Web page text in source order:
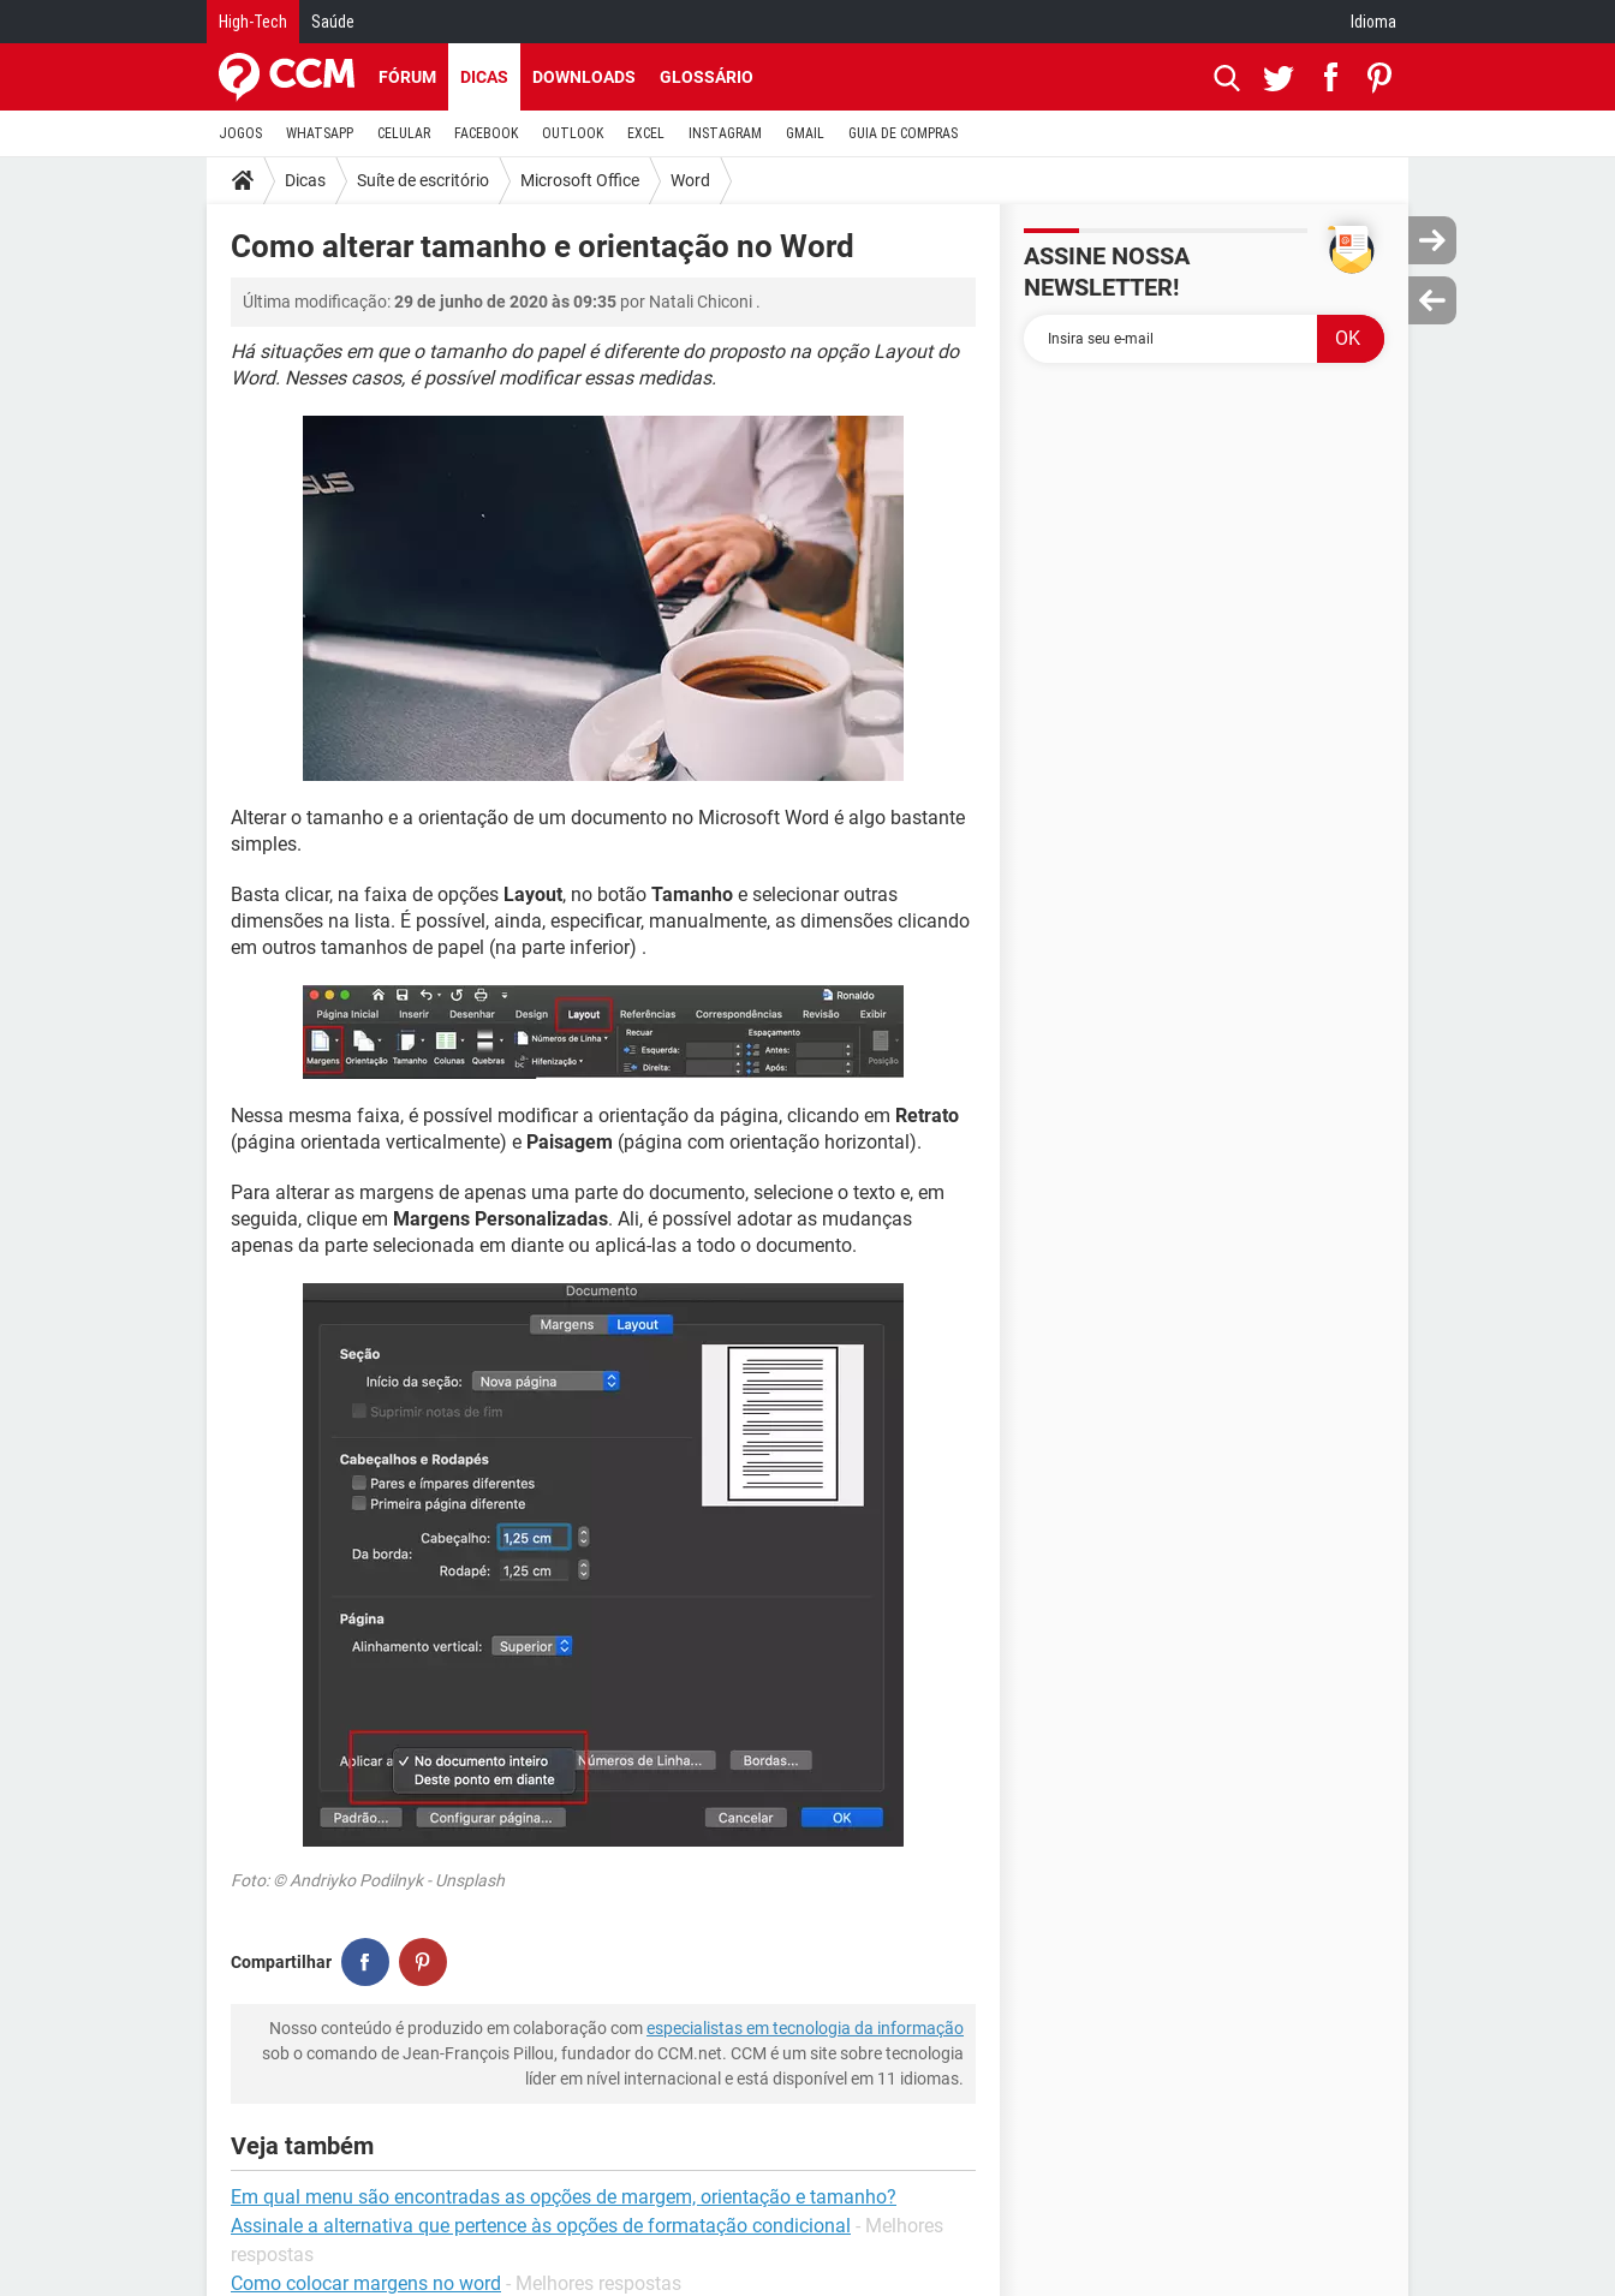
High-Tech Saúde Idioma
FÓRUM DICAS DOWNLOADS GLOSSÁRIO
JOGOS WHATSAPP CELULAR FACEBOOK OUTLOOK EXCEL INSTAGRAM GMAIL GUIA DE COMPRAS
Dicas Suíte de escritório Microsoft Office Word
Como alterar tamanho e orientação no Word
Última modificação:29 de junho de 2020 às 09:35 por Natali Chiconi .
Há situações em que o tamanho do papel é diferente do proposto na opção Layout do
Word. Nesses casos, é possível modificar essas medidas.
Alterar o tamanho e a orientação de um documento no Microsoft Word é algo bastante
simples.
Basta clicar, na faixa de opções Layout, no botão Tamanho e selecionar outras
dimensões na lista. É possível, ainda, especificar, manualmente, as dimensões clicando
em outros tamanhos de papel (na parte inferior) .
Nessa mesma faixa, é possível modificar a orientação da página, clicando em Retrato
(página orientada verticalmente) e Paisagem (página com orientação horizontal).
Para alterar as margens de apenas uma parte do documento, selecione o texto e, em
seguida, clique em Margens Personalizadas. Ali, é possível adotar as mudanças
apenas da parte selecionada em diante ou aplicá-las a todo o documento.
Foto: © Andriyko Podilnyk - Unsplash
Compartilhar
Nosso conteúdo é produzido em colaboração comespecialistas em tecnologia da informação
sob o comando de Jean-François Pillou, fundador do CCM.net. CCM é um site sobre tecnologia
líder em nível internacional e está disponível em 11 idiomas.
Veja também
Em qual menu são encontradas as opções de margem, orientação e tamanho?
Assinale a alternativa que pertence às opções de formatação condicional - Melhores
respostas
Como colocar margens no word - Melhores respostas
ASSINE NOSSA
NEWSLETTER!